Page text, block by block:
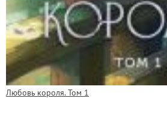
Любовь короля. Том 1